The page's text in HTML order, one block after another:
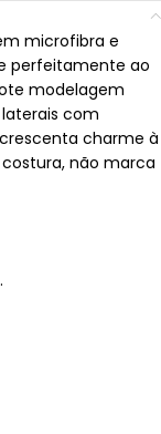
microfibra e
perfeitamente ao
modelagem
com
charme à
não marca